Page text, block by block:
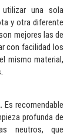
utilizar una sola
y otra diferente
mejores las de
con facilidad los
mismo material,
Es recomendable
profunda de
neutros, que